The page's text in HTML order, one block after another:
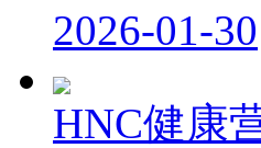
2026-01-30
HNC健康